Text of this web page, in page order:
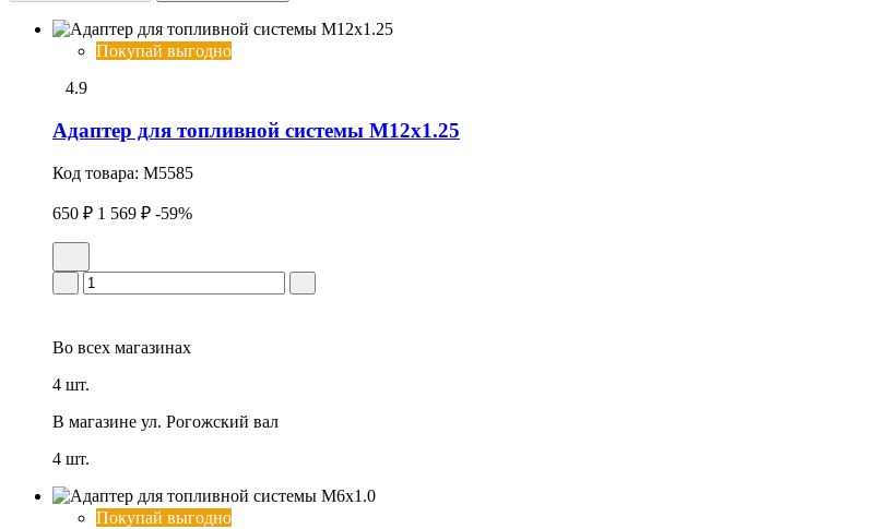
Покупай выгодно
4.9
Адаптер для топливной системы M12x1.25
Код товара: M5585
650 ₽ 1 569 ₽ -59%
Во всех магазинах
4 шт.
В магазине ул. Рогожский вал
4 шт.
Покупай выгодно